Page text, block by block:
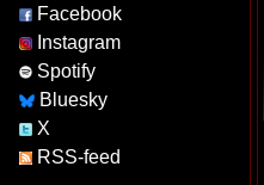
Facebook
Instagram
Spotify
Bluesky
X
RSS-feed